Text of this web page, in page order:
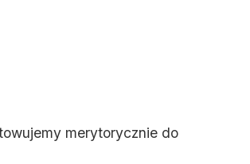
merytorycznie do